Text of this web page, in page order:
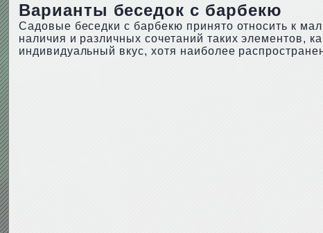
Варианты беседок с барбекю
Садовые беседки с барбекю принято относить к
наличия и различных сочетаний таких элементов,
индивидуальный вкус, хотя наиболее